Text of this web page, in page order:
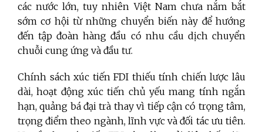
các nước lớn, tuy nhiên Việt Nam chưa nắm bắt
sớm cơ hội từ những chuyển biến này để hướng
đến tập đoàn hàng đầu có nhu cầu dịch chuyển
chuỗi cung ứng và đầu tư.
Chính sách xúc tiến FDI thiếu tính chiến lược lâu
dài, hoạt động xúc tiến chủ yếu mang tính ngắn
hạn, quảng bá đại trà thay vì tiếp cận có trọng tâm,
trọng điểm theo ngành, lĩnh vực và đối tác ưu tiên.